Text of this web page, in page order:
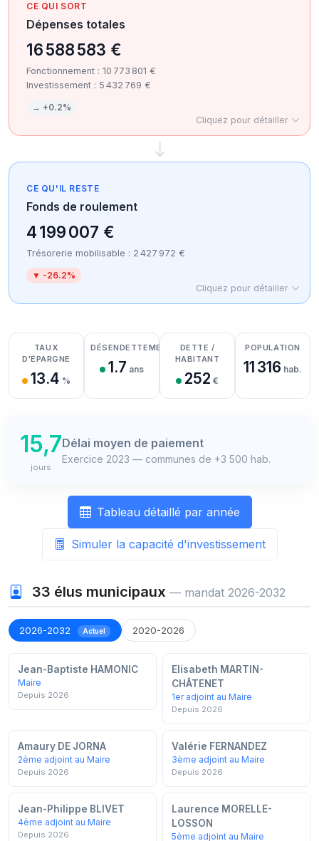
CE QUI SORT
Dépenses totales
16 588 583 €
Fonctionnement : 10 773 801 €
Investissement : 5 432 769 €
→ +0.2%
Cliquez pour détailler
CE QU'IL RESTE
Fonds de roulement
4 199 007 €
Trésorerie mobilisable : 2 427 972 €
▼ -26.2%
Cliquez pour détailler
Détail des recettes
Détail des dépenses
Détail de la trésorerie
TAUX
D'ÉPARGNE
13.4 %
DÉSENDETTEMENT
1.7 ans
DETTE /
HABITANT
252 €
POPULATION
11 316 hab.
15,7
jours
Délai moyen de paiement
Exercice 2023 — communes de +3 500 hab.
Tableau détaillé par année
Simuler la capacité d'investissement
33 élus municipaux — mandat 2026-2032
2026-2032 Actuel 2020-2026
Jean-Baptiste HAMONIC
Maire
Depuis 2026
Elisabeth MARTIN-
CHÂTENET
1er adjoint au Maire
Depuis 2026
Amaury DE JORNA
2ème adjoint au Maire
Depuis 2026
Valérie FERNANDEZ
3ème adjoint au Maire
Depuis 2026
Jean-Philippe BLIVET
4ème adjoint au Maire
Depuis 2026
Laurence MORELLE-
LOSSON
5ème adjoint au Maire